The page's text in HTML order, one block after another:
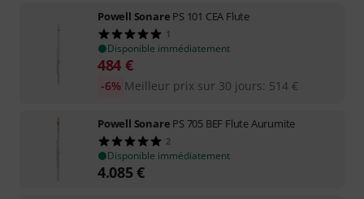
Powell Sonare PS 101 CEA Flute
1
Disponible immédiatement
484 €
Meilleur prix sur 30 jours: 514 €
-6%
Powell Sonare PS 705 BEF Flute Aurumite
2
Disponible immédiatement
4.085€